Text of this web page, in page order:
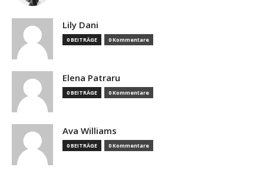
Lily Dani
0 BEITRÄGE 0 Kommentare
Elena Patraru
0 BEITRÄGE 0 Kommentare
Ava Williams
0 BEITRÄGE 0 Kommentare